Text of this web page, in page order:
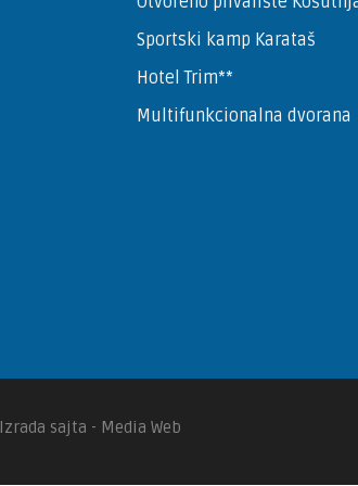
Sportski kamp Karataš
Hotel Trim**
Multifunkcionalna dvorana
sajta - Media Web